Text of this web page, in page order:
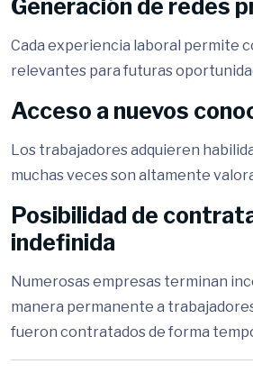
Generación de redes
Cada experiencia laboral permite
relevantes para futuras
Acceso a nuevos
Los trabajadores adquieren
muchas veces son altamente
Posibilidad de
indefinida
Numerosas empresas terminan
manera permanente a
fueron contratados de forma